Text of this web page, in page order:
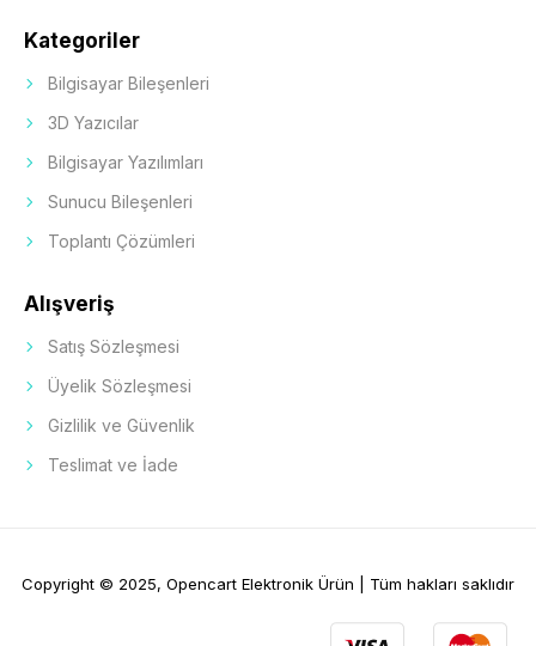
Kategoriler
Bilgisayar Bileşenleri
3D Yazıcılar
Bilgisayar Yazılımları
Sunucu Bileşenleri
Toplantı Çözümleri
Alışveriş
Satış Sözleşmesi
Üyelik Sözleşmesi
Gizlilik ve Güvenlik
Teslimat ve İade
Copyright © 2025, Opencart Elektronik Ürün | Tüm hakları saklıdır